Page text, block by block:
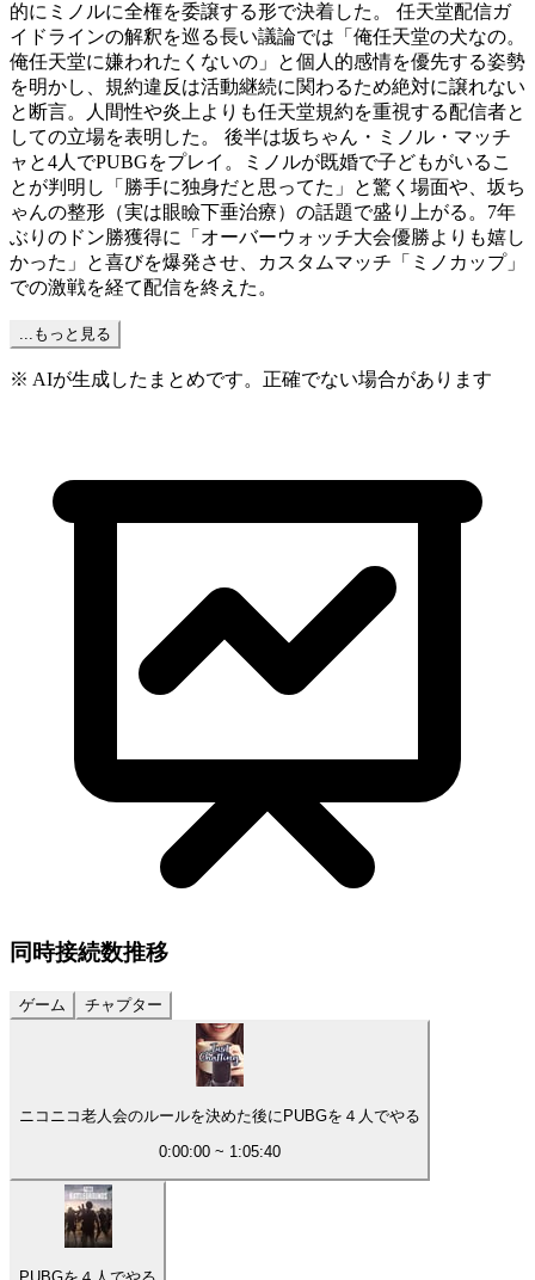
的にミノルに全権を委譲する形で決着した。 任天堂配信ガ
イドラインの解釈を巡る長い議論では「俺任天堂の犬なの。
俺任天堂に嫌われたくないの」と個人的感情を優先する姿勢
を明かし、規約違反は活動継続に関わるため絶対に譲れない
と断言。人間性や炎上よりも任天堂規約を重視する配信者と
しての立場を表明した。 後半は坂ちゃん・ミノル・マッチ
ャと4人でPUBGをプレイ。ミノルが既婚で子どもがいるこ
とが判明し「勝手に独身だと思ってた」と驚く場面や、坂ち
ゃんの整形（実は眼瞼下垂治療）の話題で盛り上がる。7年
ぶりのドン勝獲得に「オーバーウォッチ大会優勝よりも嬉し
かった」と喜びを爆発させ、カスタムマッチ「ミノカップ」
での激戦を経て配信を終えた。
...もっと見る
※ AIが生成したまとめです。正確でない場合があります
同時接続数推移
ゲーム チャプター
ニコニコ老人会のルールを決めた後にPUBGを４人でやる
0:00:00 ~ 1:05:40